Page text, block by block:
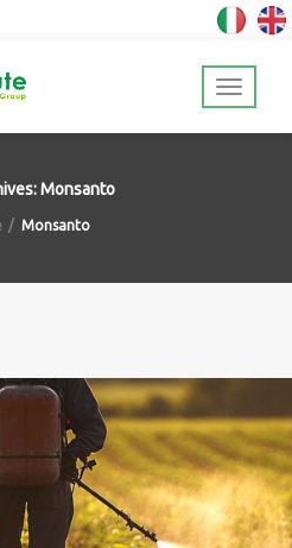
Monsanto
Monsanto